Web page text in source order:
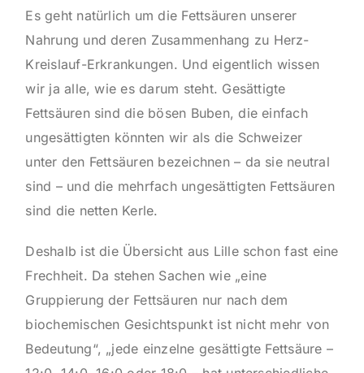
Es geht natürlich um die Fettsäuren unserer
Nahrung und deren Zusammenhang zu Herz-
Kreislauf-Erkrankungen. Und eigentlich wissen
wir ja alle, wie es darum steht. Gesättigte
Fettsäuren sind die bösen Buben, die einfach
ungesättigten könnten wir als die Schweizer
unter den Fettsäuren bezeichnen – da sie neutral
sind – und die mehrfach ungesättigten Fettsäuren
sind die netten Kerle.
Deshalb ist die Übersicht aus Lille schon fast eine
Frechheit. Da stehen Sachen wie „eine
Gruppierung der Fettsäuren nur nach dem
biochemischen Gesichtspunkt ist nicht mehr von
Bedeutung“, „jede einzelne gesättigte Fettsäure –